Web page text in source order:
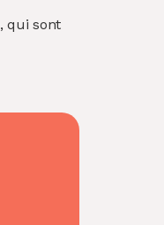
, qui sont